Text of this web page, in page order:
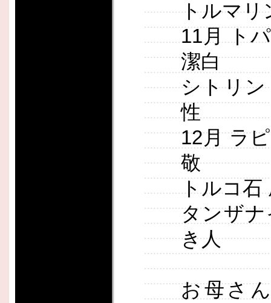
トルマリ
11月 ト
潔白
シトリ
性
12月 ラ
敬
トルコ石
タンザ
き人
お母さ